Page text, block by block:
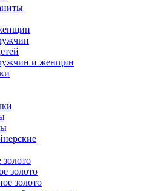
и женщин
золото
золото
золото